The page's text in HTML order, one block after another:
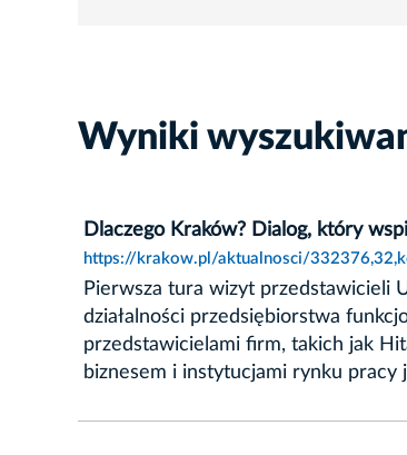
Wyniki
Dlaczego Kraków? Dialog, który
https://krakow.pl/aktualnosci/
Pierwsza tura wizyt przedstawicieli
działalności przedsiębiorstwa
przedstawicielami firm, takich jak
biznesem i instytucjami rynku pracy